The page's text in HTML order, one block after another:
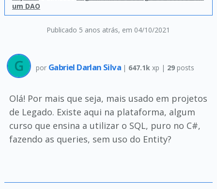
Publicado 5 anos atrás, em 04/10/2021
um DAO
por Gabriel Darlan Silva | 647.1k xp | 29 posts
Olá! Por mais que seja, mais usado em projetos
de Legado. Existe aqui na plataforma, algum
curso que ensina a utilizar o SQL, puro no C#,
fazendo as queries, sem uso do Entity?